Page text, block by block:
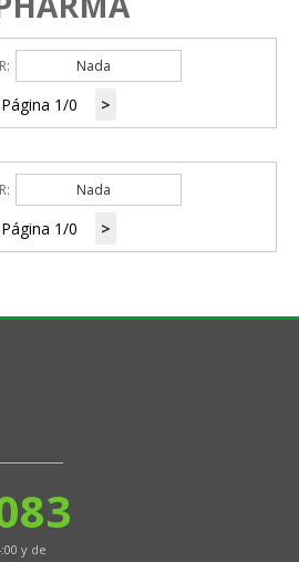
Nada
Página 1/0 >
Nada
Página 1/0 >
y de